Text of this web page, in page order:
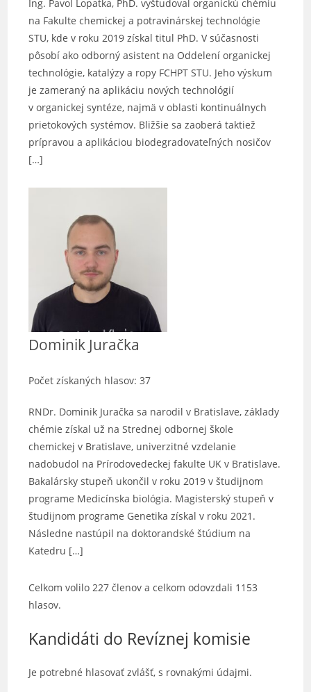
Ing. Pavol Lopatka, PhD. vyštudoval organickú chémiu
na Fakulte chemickej a potravinárskej technológie
STU, kde v roku 2019 získal titul PhD. V súčasnosti
pôsobí ako odborný asistent na Oddelení organickej
technológie, katalýzy a ropy FCHPT STU. Jeho výskum
je zameraný na aplikáciu nových technológií
v organickej syntéze, najmä v oblasti kontinuálnych
prietokových systémov. Bližšie sa zaoberá taktiež
prípravou a aplikáciou biodegradovateľných nosičov
[…]
Dominik Juračka
Počet získaných hlasov: 37
RNDr. Dominik Juračka sa narodil v Bratislave, základy
chémie získal už na Strednej odbornej škole
chemickej v Bratislave, univerzitné vzdelanie
nadobudol na Prírodovedeckej fakulte UK v Bratislave.
Bakalársky stupeň ukončil v roku 2019 v študijnom
programe Medicínska biológia. Magisterský stupeň v
študijnom programe Genetika získal v roku 2021.
Následne nastúpil na doktorandské štúdium na
Katedru […]
Celkom volilo 227 členov a celkom odovzdali 1153
hlasov.
Kandidáti do Revíznej komisie
Je potrebné hlasovať zvlášť, s rovnakými údajmi.